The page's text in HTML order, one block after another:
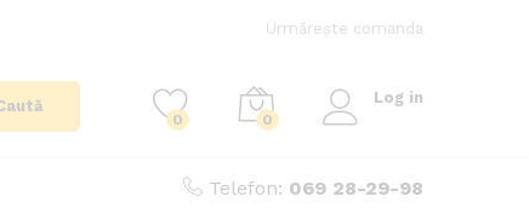
Urmărește comanda
0 0
Log in
Telefon: 069 28-29-98